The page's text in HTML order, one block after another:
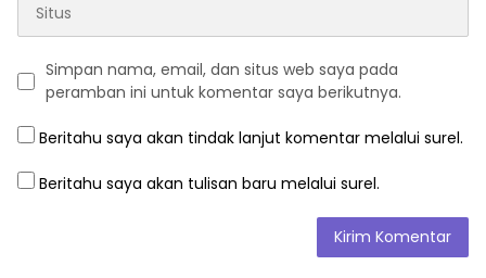
Simpan nama, email, dan situs web saya pada
peramban ini untuk komentar saya berikutnya.
Beritahu saya akan tindak lanjut komentar melalui surel.
Beritahu saya akan tulisan baru melalui surel.